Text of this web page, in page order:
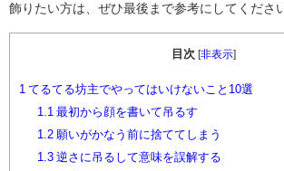
飾りたい方は、ぜひ最後まで参考にしてくださ
目次 [非表示]
1 てるてる坊主でやってはいけないこと10選
1.1 最初から顔を書いて吊るす
1.2願いがかなう前に捨ててしまう
1.3逆さに吊るして意味を誤解する